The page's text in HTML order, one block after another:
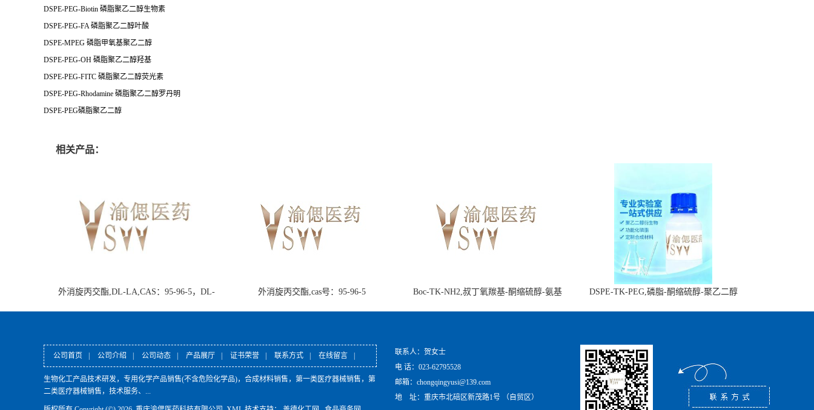
DSPE-PEG-Biotin 磷脂聚乙二醇生物素
DSPE-PEG-FA 磷脂聚乙二醇叶酸
DSPE-MPEG 磷脂甲氧基聚乙二醇
DSPE-PEG-OH 磷脂聚乙二醇羟基
DSPE-PEG-FITC 磷脂聚乙二醇荧光素
DSPE-PEG-Rhodamine 磷脂聚乙二醇罗丹明
DSPE-PEG磷脂聚乙二醇
相关产品：
外消旋丙交酯,DL-LA,CAS：95-96-5，DL-
外消旋丙交酯,cas号：95-96-5 Boc-TK-NH2,叔丁氧羰基-酮缩硫醇-氨基 DSPE-TK-PEG,磷脂-酮缩硫醇-聚乙二醇
公司首页 | 公司介绍 | 公司动态 | 产品展厅 | 证书荣誉 | 联系方式 | 在线留言 |
生物化工产品技术研发，专用化学产品销售(不含危险化学品)，合成材料销售，第一类医疗器械销售，第
二类医疗器械销售，技术服务、...
联系人：贺女士
电 话：023-62795528
邮箱：chongqingyusi@139.com
地 址：重庆市北碚区新茂路1号 （自贸区）